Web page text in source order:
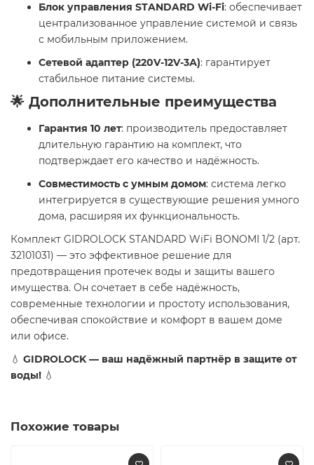
Блок управления STANDARD Wi-Fi: обеспечивает
централизованное управление системой и связь
с мобильным приложением.
Сетевой адаптер (220V-12V-3А): гарантирует
стабильное питание системы.
🌟 Дополнительные преимущества
Гарантия 10 лет: производитель предоставляет
длительную гарантию на комплект, что
подтверждает его качество и надёжность.
Совместимость с умным домом: система легко
интегрируется в существующие решения умного
дома, расширяя их функциональность.
Комплект GIDROLOCK STANDARD WiFi BONOMI 1/2 (арт.
32101031) — это эффективное решение для
предотвращения протечек воды и защиты вашего
имущества. Он сочетает в себе надёжность,
современные технологии и простоту использования,
обеспечивая спокойствие и комфорт в вашем доме
или офисе.
💧 GIDROLOCK — ваш надёжный партнёр в защите от
воды! 💧
Похожие товары